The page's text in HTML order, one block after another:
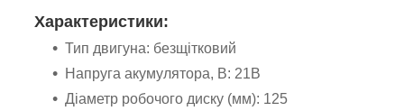
Характеристики:
Тип двигуна: безщітковий
Напруга акумулятора, В: 21В
Діаметр робочого диску (мм): 125